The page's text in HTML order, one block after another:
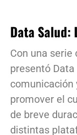
Data Salud:
Con una serie
presentó Data
comunicación
promover el
de breve
distintas